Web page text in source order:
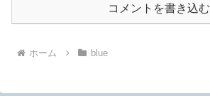
コメントを書き込む
ホーム blue